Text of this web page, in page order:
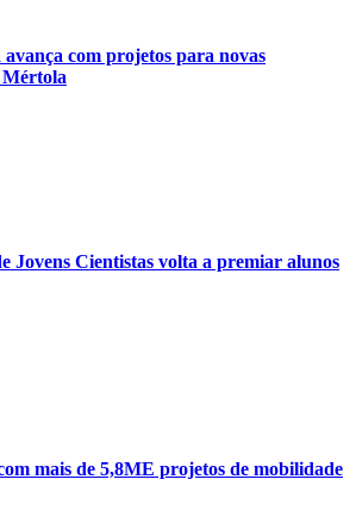
com projetos para novas
Mértola
Jovens Cientistas volta a premiar alunos
mais de 5,8ME projetos de mobilidade